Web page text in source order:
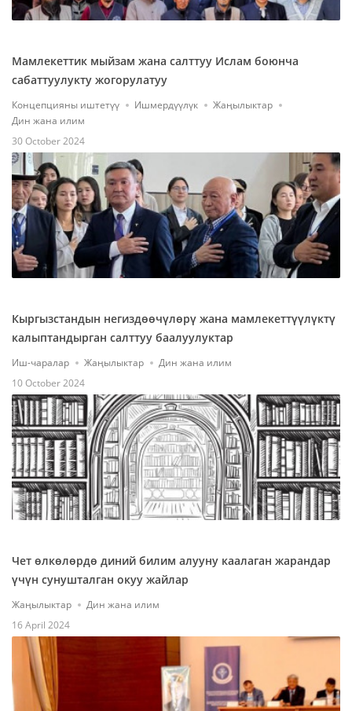
Мамлекеттик мыйзам жана салттуу Ислам боюнча
сабаттуулукту жогорулатуу
Концепцияны иштетүү Ишмердүүлүк
Жаңылыктар
Дин жана илим
30 October 2024
Кыргызстандын негиздөөчүлөрү жана мамлекеттүүлүктү
калыптандырган салттуу баалуулуктар
Иш-чаралар Жаңылыктар
Дин жана илим
10 October 2024
Чет өлкөлөрдө диний билим алууну каалаган жарандар
үчүн сунушталган окуу жайлар
Жаңылыктар
Дин жана илим
16 April 2024